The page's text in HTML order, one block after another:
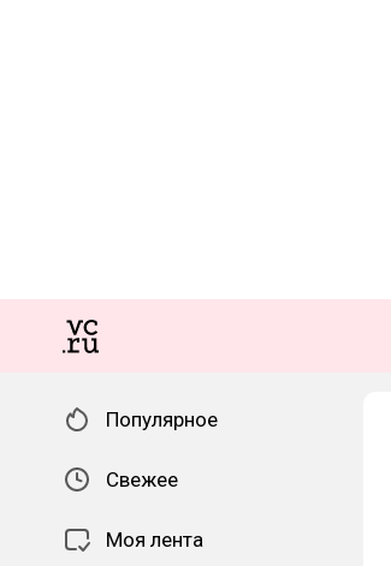
Популярное
Свежее
Моя лента